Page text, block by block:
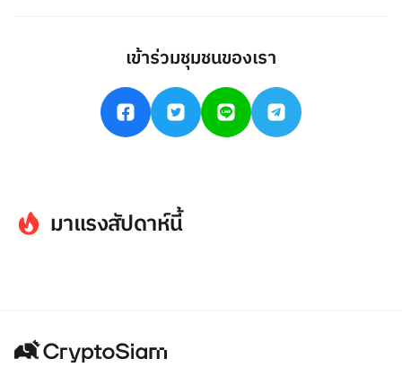
เข้าร่วมชุมชนของเรา
มาแรงสัปดาห์นี้